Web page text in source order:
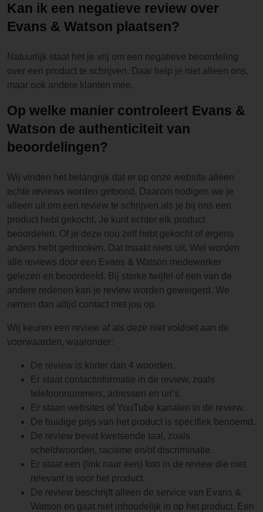
Kan ik een negatieve review over
Evans & Watson plaatsen?
Natuurlijk staat het je vrij om een negatieve beoordeling
over een product te schrijven. Daar help je niet alleen ons,
maar ook andere klanten mee.
Op welke manier controleert Evans &
Watson de authenticiteit van
beoordelingen?
Wij vinden het belangrijk dat er op onze website alleen
echte reviews worden getoond. Daarom nodigen we je
alleen uit om een review te schrijven als je bij ons een
product hebt gekocht. Je kunt echter elk product
beoordelen. Of je deze nou zelf hebt gekocht of ergens
anders hebt gedronken. Dat maakt niets uit. Wel worden
alle reviews door een Evans & Watson medewerker
gelezen en beoordeeld. Bij sterke twijfel of een van de
andere redenen kan je review worden geweigerd. We
nemen dan altijd contact met jou op.
Wij keuren een review af als deze niet voldoet aan de
voorwaarden, waaronder:
De review is korter dan 4 woorden.
Er staat contactinformatie in de review, zoals
telefoonnummers, adressen en url’s.
Er staan websites of YouTube kanalen in de review.
De huidige prijs van het product is specifiek benoemd.
De review bevat kwetsende taal, zoals
scheldwoorden, racisme en/of discriminatie.
Er staat een (link naar een) foto in de review die niet
relevant is voor het product.
De review beschrijft alleen de service van Evans &
Watson en gaat niet inhoudelijk in op het product. Een